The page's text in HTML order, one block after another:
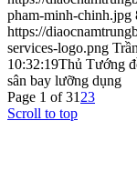
pham-minh-chinh.jpg
https://
services-logo.png
10:32:19Thủ Tướng
sân bay lưỡng dụng
Page 1 of 31 23
Scroll to top